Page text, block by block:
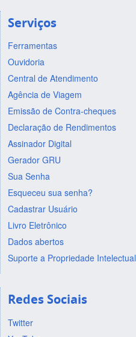
Serviços
Ferramentas
Ouvidoria
Central de Atendimento
Agência de Viagem
Emissão de Contra-cheques
Declaração de Rendimentos
Assinador Digital
Gerador GRU
Sua Senha
Esqueceu sua senha?
Cadastrar Usuário
Livro Eletrônico
Dados abertos
Suporte a Propriedade Intelectual
Redes Sociais
Twitter